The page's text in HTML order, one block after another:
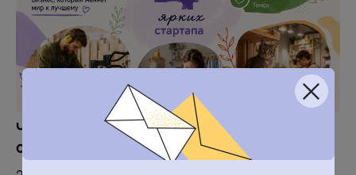
Четыре ярких стартапа в сфере
социального предпринимательства